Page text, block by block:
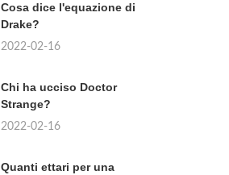
Cosa dice l'equazione di
Drake?
2022-02-16
Chi ha ucciso Doctor
Strange?
2022-02-16
Quanti ettari per una